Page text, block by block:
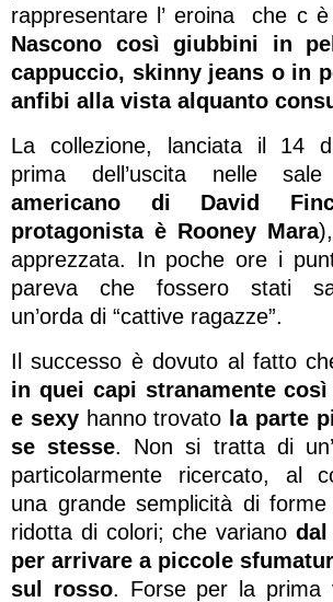
rappresentare l’ eroina che c
Nascono così giubbini in
cappuccio, skinny jeans o in
anfibi alla vista alquanto
La collezione, lanciata il 14
prima dell’uscita nelle
americano di David
protagonista è Rooney Mara
apprezzata. In poche ore i
pareva che fossero stati
un’orda di “cattive ragazze”.
Il successo è dovuto al fatto
in quei capi stranamente
e sexyhanno trovato la parte
se stesse. Non si tratta di
particolarmente ricercato, al
una grande semplicità di
ridotta di colori; che variano
per arrivare a piccole
sul rosso. Forse per la prima